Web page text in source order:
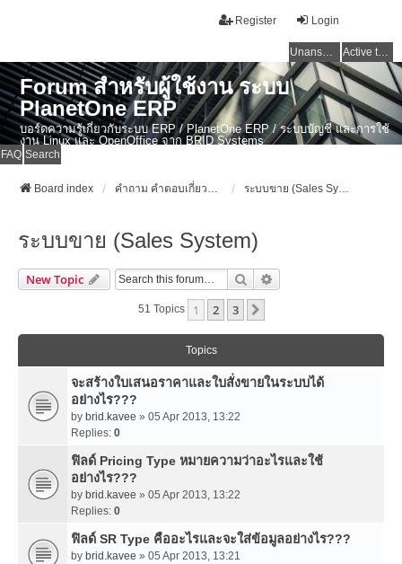
Login
Register
Unanswered topics Active topics
Forum สำหรับผู้ใช้งาน ระบบ
PlanetOne ERP
บอร์ดความรู้เกี่ยวกับระบบ ERP / PlanetOne ERP / ระบบบัญชี และการใช้
งาน Linux และ OpenOffice จาก BRID Systems
FAQ Search
Board index คำถาม คำตอบเกี่ยวกับระบบ ไทย ERP: AdvanceBusinessSystem - PlanetOne และ ERP ระบบบัญชี ระบบขาย (Sales System)
ระบบขาย (Sales System)
New Topic Search
51 Topics 1 2 3
Topics
จะสร้างใบเสนอราคาและใบสั่งขายในระบบได้
อย่างไร???
by brid.kavee » 05 Apr 2013, 13:22
Replies: 0
ฟิลด์ Pricing Type หมายความว่าอะไรและใช้
อย่างไร???
by brid.kavee » 05 Apr 2013, 13:22
Replies: 0
ฟิลด์ SR Type คืออะไรและจะใส่ข้อมูลอย่างไร???
by brid.kavee » 05 Apr 2013, 13:21